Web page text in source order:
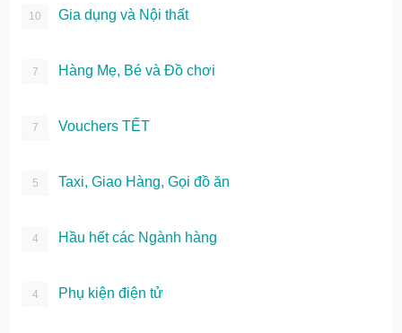
10 Gia dụng và Nội thất
7 Hàng Mẹ, Bé và Đồ chơi
7 Vouchers TẾT
5 Taxi, Giao Hàng, Gọi đồ ăn
4 Hầu hết các Ngành hàng
4 Phụ kiện điện tử